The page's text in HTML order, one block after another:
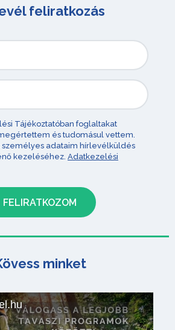
feliratkozás
Tájékoztatóban foglaltakat
és tudomásul vettem.
személyes adataim hírlevélküldés
kezeléséhez. Adatkezelési
minket